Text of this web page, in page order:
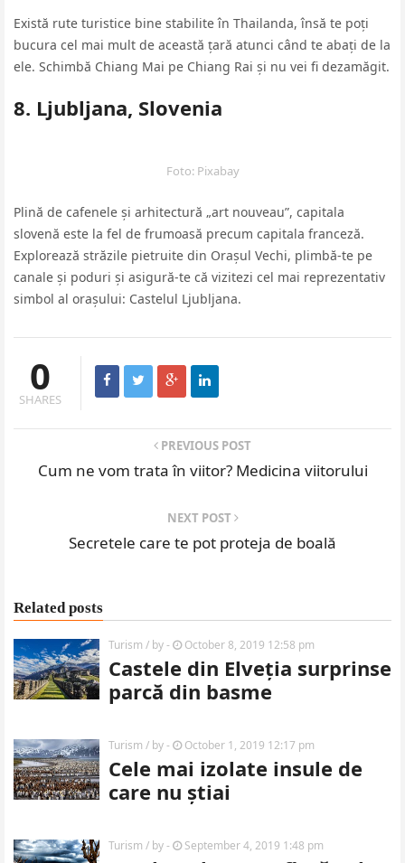
Există rute turistice bine stabilite în Thailanda, însă te poți
bucura cel mai mult de această țară atunci când te abați de la
ele. Schimbă Chiang Mai pe Chiang Rai și nu vei fi dezamăgit.
8. Ljubljana, Slovenia
Foto: Pixabay
Plină de cafenele și arhitectură „art nouveau”, capitala
slovenă este la fel de frumoasă precum capitala franceză.
Explorează străzile pietruite din Orașul Vechi, plimbă-te pe
canale și poduri și asigură-te că vizitezi cel mai reprezentativ
simbol al orașului: Castelul Ljubljana.
0
SHARES
PREVIOUS POST
Cum ne vom trata în viitor? Medicina viitorului
NEXT POST
Secretele care te pot proteja de boală
Related posts
Turism / by- October 8, 2019 12:58 pm
Castele din Elveția surprinse
parcă din basme
Turism / by- October 1, 2019 12:17 pm
Cele mai izolate insule de
care nu știai
Turism / by- September 4, 2019 1:48 pm